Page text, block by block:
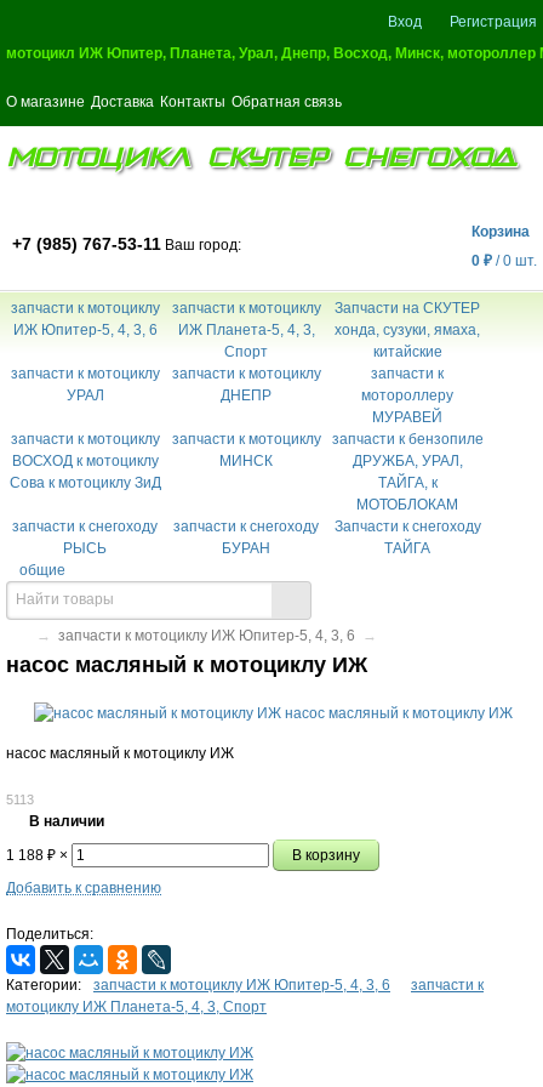
Вход
Регистрация
мотоцикл ИЖ Юпитер, Планета, Урал, Днепр, Восход, Минск,
О магазине Доставка Контакты Обратная связь
МОТОЦИКЛ СКУТЕР СНЕГОХОД
+7 (985) 767-53-11 Ваш город:
Корзина
0 ₽ /0 шт.
запчасти к мотоциклу
ИЖ Юпитер-5, 4, 3, 6
запчасти к мотоциклу
ИЖ Планета-5, 4, 3,
Спорт
Запчасти на СКУТЕР
хонда, сузуки, ямаха,
китайские
запчасти к мотоциклу
УРАЛ
запчасти к мотоциклу
ДНЕПР
запчасти к
мотороллеру
МУРАВЕЙ
запчасти к мотоциклу
ВОСХОД к мотоциклу
Сова к мотоциклу ЗиД
запчасти к мотоциклу
МИНСК
запчасти к бензопиле
ДРУЖБА, УРАЛ,
ТАЙГА, к
МОТОБЛОКАМ
запчасти к снегоходу
РЫСЬ
запчасти к снегоходу
БУРАН
Запчасти к снегоходу
ТАЙГА
общие
→ запчасти к мотоциклу ИЖ Юпитер-5, 4, 3, 6 →
насос масляный к мотоциклу ИЖ
насос масляный к мотоциклу ИЖ
5113
В наличии
1 188 ₽ ×
Добавить к сравнению
Поделиться:
Категории: запчасти к мотоциклу ИЖ Юпитер-5, 4, 3, 6
запчасти к
мотоциклу ИЖ Планета-5, 4, 3, Спорт